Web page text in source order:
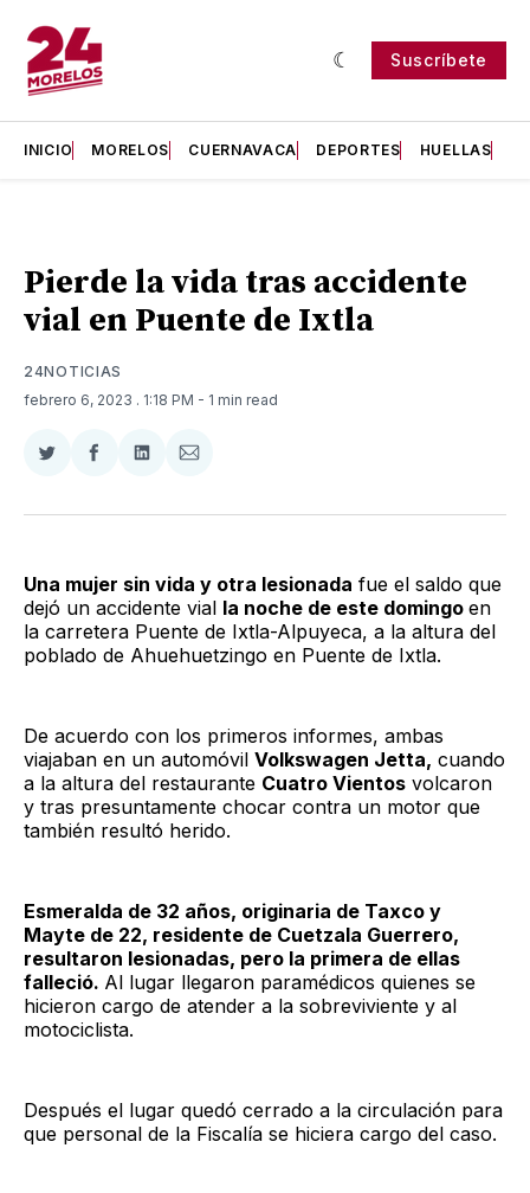
Suscríbete
INICIO MORELOS CUERNAVACA DEPORTES HUELLAS
Pierde la vida tras accidente
vial en Puente de Ixtla
24NOTICIAS
febrero 6, 2023 . 1:18 PM - 1 min read
Compartir
Twitter
Compartir
Facebook
Compartir
LinkedIn
Compartir
Email
Una mujer sin vida y otra lesionada fue el saldo que
dejó un accidente vial la noche de este domingo en
la carretera Puente de Ixtla-Alpuyeca, a la altura del
poblado de Ahuehuetzingo en Puente de Ixtla.
De acuerdo con los primeros informes, ambas
viajaban en un automóvil Volkswagen Jetta, cuando
a la altura del restaurante Cuatro Vientos volcaron
y tras presuntamente chocar contra un motor que
también resultó herido.
Esmeralda de 32 años, originaria de Taxco y
Mayte de 22, residente de Cuetzala Guerrero,
resultaron lesionadas, pero la primera de ellas
falleció. Al lugar llegaron paramédicos quienes se
hicieron cargo de atender a la sobreviviente y al
motociclista.
Después el lugar quedó cerrado a la circulación para
que personal de la Fiscalía se hiciera cargo del caso.